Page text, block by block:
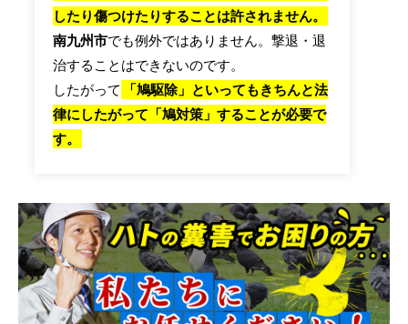
したり傷つけたりすることは許されません。
南九州市でも例外ではありません。撃退・退
治することはできないのです。
したがって
「鳩駆除」といってもきちんと法
律にしたがって「鳩対策」することが必要で
す。